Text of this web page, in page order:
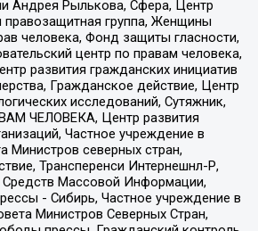
Андрея Рылькова, Сфера, Центр
группа, Женщины
человека, Фонд защиты гласности,
центр по правам человека,
развития гражданских инициатив
Гражданское действие, Центр
исследований, Сутяжник,
ЧЕЛОВЕКА, Центр развития
Частное учреждение в
Министров северных стран,
Трансперенси Интернешнл-Р,
Массовой Информации,
- Сибирь, Частное учреждение в
Министров Северных Стран,